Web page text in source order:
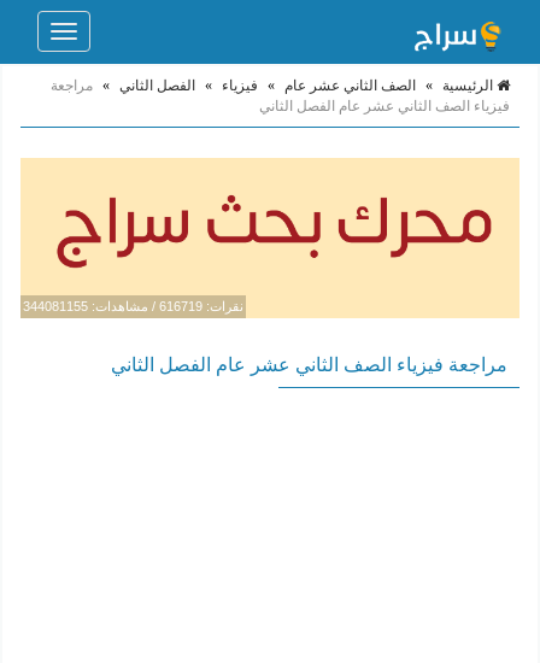
Toggle
الرئيسية » الصف الثاني عشر عام » فيزياء » الفصل الثاني » مراجعة
فيزياء الصف الثاني عشر عام الفصل الثاني
نقرات: 616719 / مشاهدات: 344081155
مراجعة فيزياء الصف الثاني عشر عام الفصل الثاني